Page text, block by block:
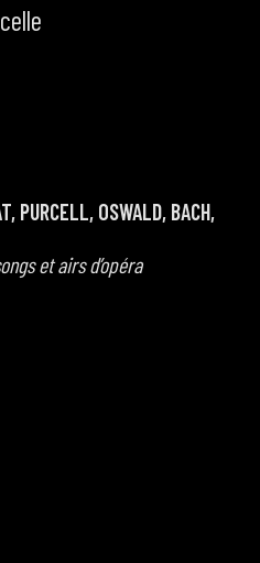
PURCELL, OSWALD, BACH,
et airs d’opéra